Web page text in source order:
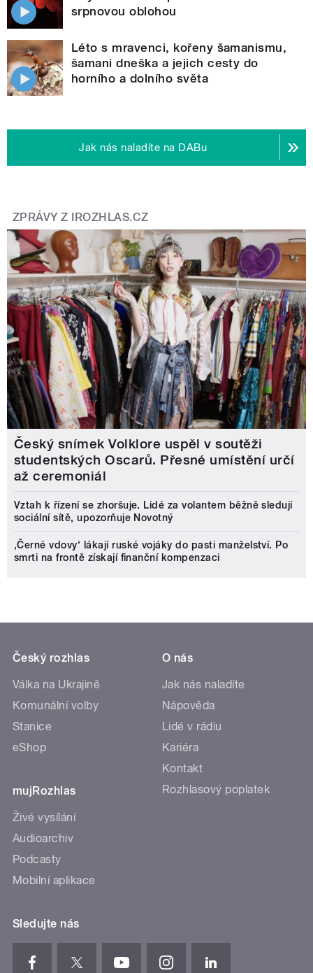
srpnovou oblohou
Léto s mravenci, kořeny šamanismu,
šamani dneška a jejich cesty do
horního a dolního světa
Jak nás naladíte na DABu
ZPRÁVY Z IROZHLAS.CZ
Český snímek Volklore uspěl v soutěži
studentských Oscarů. Přesné umístění určí
až ceremoniál
Vztah k řízení se zhoršuje. Lidé za volantem běžně sledují
sociální sítě, upozorňuje Novotný
‚Černé vdovy‘ lákají ruské vojáky do pasti manželství. Po
smrti na frontě získají finanční kompenzaci
Český rozhlas
Válka na Ukrajině
Komunální volby
Stanice
eShop
mujRozhlas
Živé vysílání
Audioarchiv
Podcasty
Mobilní aplikace
O nás
Jak nás naladíte
Nápověda
Lidé v rádiu
Kariéra
Kontakt
Rozhlasový poplatek
Sledujte nás